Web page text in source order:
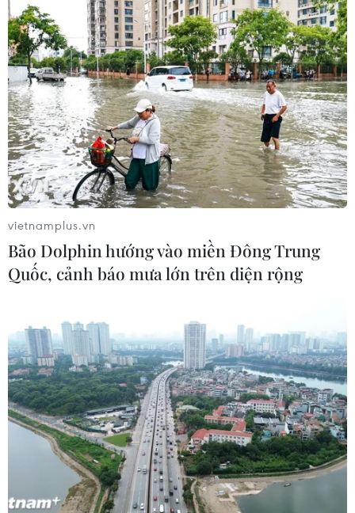
vietnamplus.vn
Bão Dolphin hướng vào miền Đông Trung
Quốc, cảnh báo mưa lớn trên diện rộng